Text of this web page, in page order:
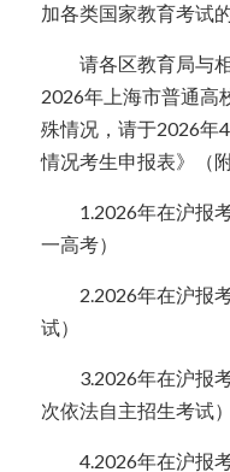
加各类国家教育考试的
请各区教育局与相
2026年上海市普通高
殊情况，请于2026年
情况考生申报表》（
1.2026年在沪报考
一高考）
2.2026年在沪报考
试）
3.2026年在沪报考
次依法自主招生考试）
4.2026年在沪报考